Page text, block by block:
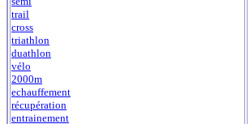
trail
cross
triathlon
duathlon
vélo
2000m
echauffement
récupération
entrainement